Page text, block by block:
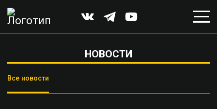
НОВОСТИ
Все новости